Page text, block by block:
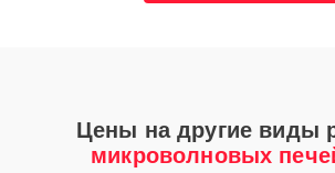
Цены на другие виды
микроволновых